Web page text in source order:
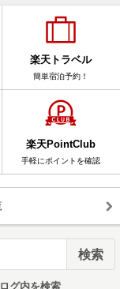
楽天トラベル
簡単宿泊予約！
楽天PointClub
手軽にポイントを確認
グ内を検索